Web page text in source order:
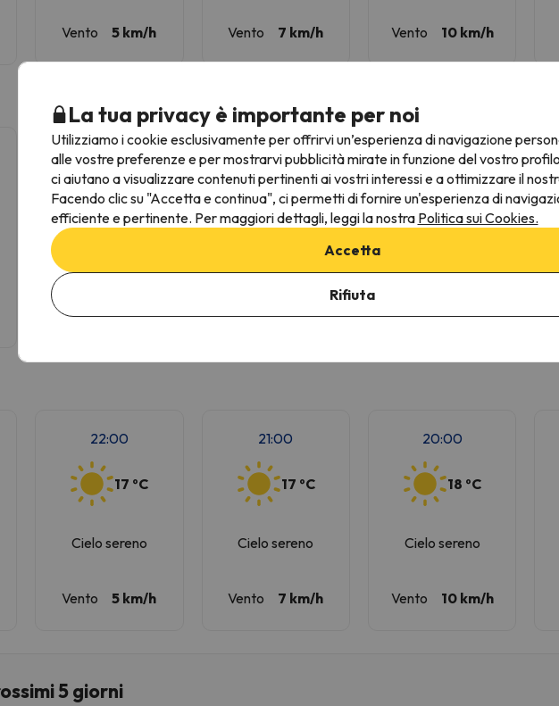
Vento 5 km/h Vento 7 km/h Vento 10 km/h
22:00
17 ºC
Vento 5 km/h
21:00
17 ºC
Vento 7 km/h
20:00
18 ºC
Vento 10 km/h
22:00
17 ºC
Cielo sereno
Vento 5 km/h
21:00
17 ºC
Cielo sereno
Vento 7 km/h
20:00
18 ºC
Cielo sereno
Vento 10 km/h
5 giorni
La tua privacy è importante per noi
Utilizziamo i cookie esclusivamente per offrirvi un’esperienza di navigazione
alle vostre preferenze e per mostrarvi pubblicità mirate in funzione del vostro
ci aiutano a visualizzare contenuti pertinenti ai vostri interessi e a ottimizzare il
Facendo clic su "Accetta e continua", ci permetti di fornire un'esperienza di
efficiente e pertinente. Per maggiori dettagli, leggi la nostra Politica sui Cookies.
Accetta
Rifiuta